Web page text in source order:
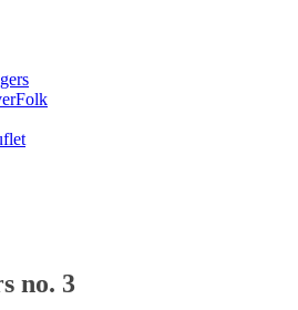
no. 3